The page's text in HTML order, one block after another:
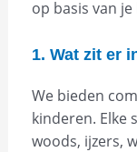
op basis van
1. Wat zit er
We bieden
kinderen. Elke
woods, ijzers,